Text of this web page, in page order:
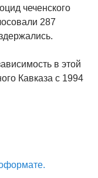
чеченского
287
в этой
Кавказа с 1994